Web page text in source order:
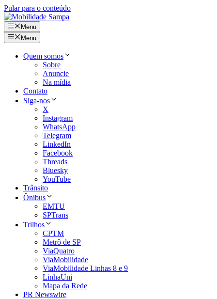
Pular para o conteúdo
Menu
Menu
Quem somos
Sobre
Anuncie
Na mídia
Contato
Siga-nos
X
Instagram
WhatsApp
Telegram
LinkedIn
Facebook
Threads
Bluesky
YouTube
Trânsito
Ônibus
EMTU
SPTrans
Trilhos
CPTM
Metrô de SP
ViaQuatro
ViaMobilidade
ViaMobilidade Linhas 8 e 9
LinhaUni
Mapa da Rede
PR Newswire